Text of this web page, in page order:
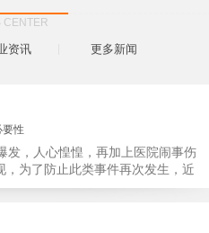
CENTER
资讯 更多新闻
性
发，人心惶惶，再加上医院闹事伤
，为了防止此类事件再次发生，近
委发出通知，要求当地市属各三